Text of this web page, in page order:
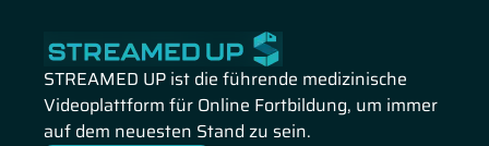
STREAMED UP ist die führende medizinische
Videoplattform für Online Fortbildung, um immer
auf dem neuesten Stand zu sein.